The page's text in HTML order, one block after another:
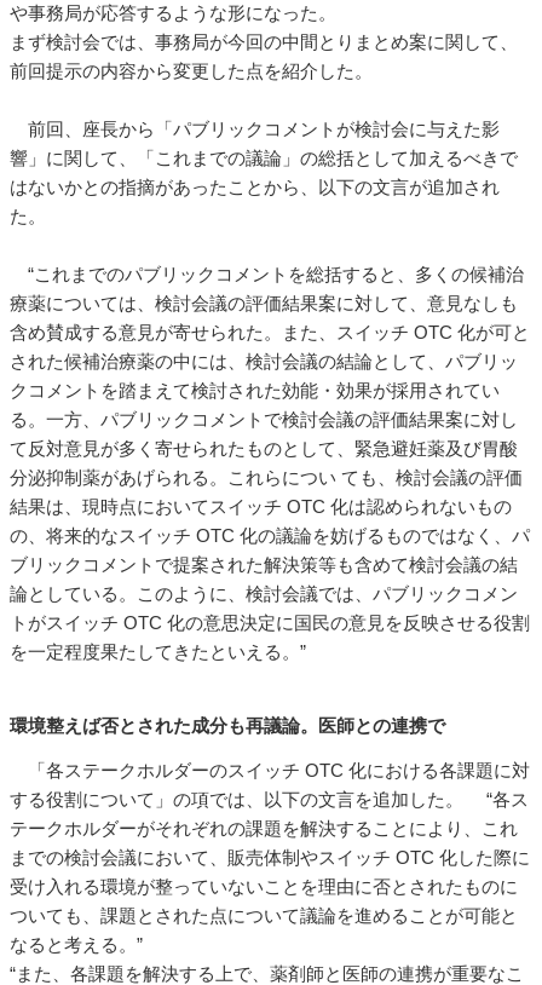
や事務局が応答するような形になった。
まず検討会では、事務局が今回の中間とりまとめ案に関して、
前回提示の内容から変更した点を紹介した。
前回、座長から「パブリックコメントが検討会に与えた影
響」に関して、「これまでの議論」の総括として加えるべきで
はないかとの指摘があったことから、以下の文言が追加され
た。
“これまでのパブリックコメントを総括すると、多くの候補治
療薬については、検討会議の評価結果案に対して、意見なしも
含め賛成する意見が寄せられた。また、スイッチ OTC 化が可と
された候補治療薬の中には、検討会議の結論として、パブリッ
クコメントを踏まえて検討された効能・効果が採用されてい
る。一方、パブリックコメントで検討会議の評価結果案に対し
て反対意見が多く寄せられたものとして、緊急避妊薬及び胃酸
分泌抑制薬があげられる。これらについ ても、検討会議の評価
結果は、現時点においてスイッチ OTC 化は認められないもの
の、将来的なスイッチ OTC 化の議論を妨げるものではなく、パ
ブリックコメントで提案された解決策等も含めて検討会議の結
論としている。このように、検討会議では、パブリックコメン
トがスイッチ OTC 化の意思決定に国民の意見を反映させる役割
を一定程度果たしてきたといえる。”
環境整えば否とされた成分も再議論。医師との連携で
「各ステークホルダーのスイッチ OTC 化における各課題に対
する役割について」の項では、以下の文言を追加した。 “各ス
テークホルダーがそれぞれの課題を解決することにより、これ
までの検討会議において、販売体制やスイッチ OTC 化した際に
受け入れる環境が整っていないことを理由に否とされたものに
ついても、課題とされた点について議論を進めることが可能と
なると考える。”
“また、各課題を解決する上で、薬剤師と医師の連携が重要なこ